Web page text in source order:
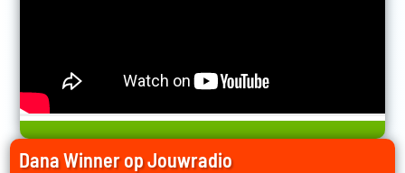
Dana Winner op Jouwradio